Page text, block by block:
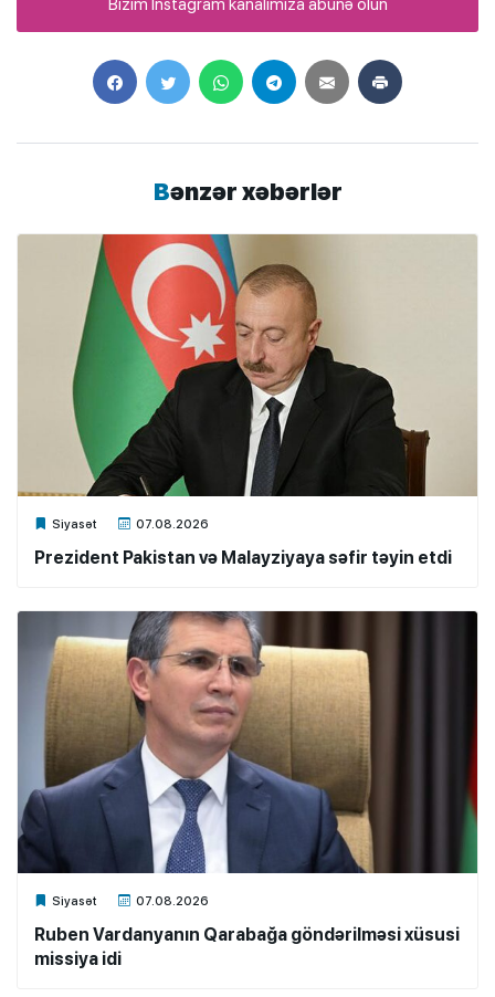
Bizim Instagram kanalımıza abunə olun
Bənzər xəbərlər
Siyasət 07.08.2026
Xalq.Online
Prezident Pakistan və Malayziyaya səfir təyin etdi
Siyasət 07.08.2026
Xalq.Online
Ruben Vardanyanın Qarabağa göndərilməsi xüsusi
missiya idi